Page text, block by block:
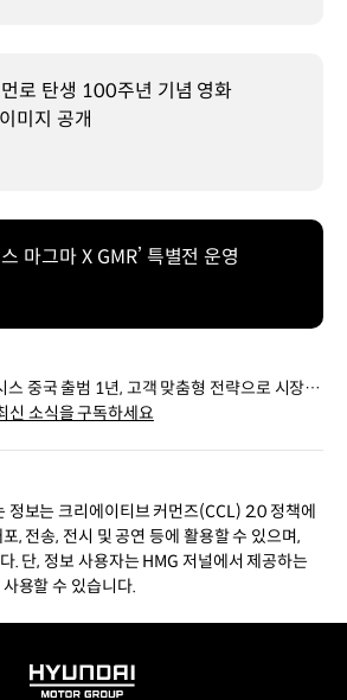
로 탄생 100주년 기념 영화
미지 공개
마그마 X GMR’ 특별전 운영
스 중국 출범 1년, 고객 맞춤형 전략으로 시장을
다
신 소식을 구독하세요
정보는 크리에이티브 커먼즈(CCL) 2.0 정책에
, 전송, 전시 및 공연 등에 활용할 수 있으며,
. 단, 정보 사용자는 HMG 저널에서 제공하는
용할 수 있습니다.
HYUNDAI